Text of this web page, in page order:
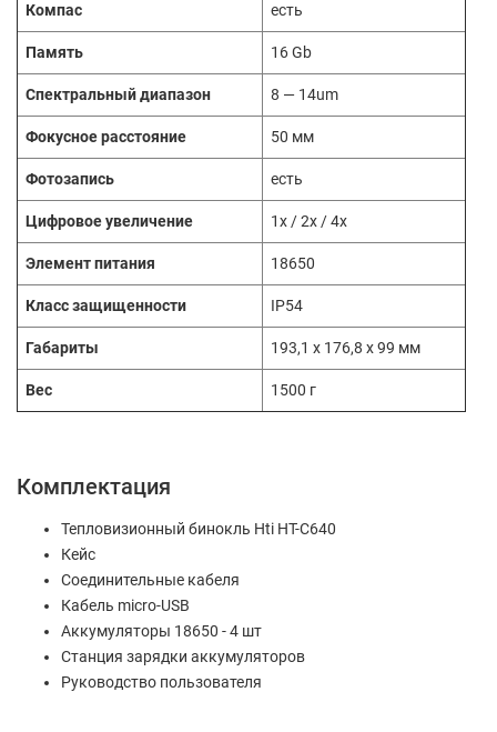
Компас есть
Память 16 Gb
Спектральный диапазон 8 — 14um
Фокусное расстояние 50 мм
Фотозапись есть
Цифровое увеличение 1x / 2x / 4x
Элемент питания 18650
Класс защищенности IP54
Габариты 193,1 x 176,8 x 99 мм
Вес 1500 г
Комплектация
Тепловизионный бинокль Hti HT-C640
Кейс
Соединительные кабеля
Кабель micro-USB
Аккумуляторы 18650 - 4 шт
Станция зарядки аккумуляторов
Руководство пользователя